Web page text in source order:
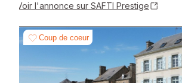
Voir l'annonce sur SAFTI Prestige
Coup de coeur